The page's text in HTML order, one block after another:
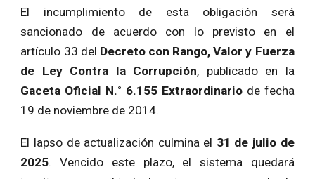
El incumplimiento de esta obligación será
sancionado de acuerdo con lo previsto en el
artículo 33 del Decreto con Rango, Valor y Fuerza
de Ley Contra la Corrupción, publicado en la
Gaceta Oficial N.° 6.155 Extraordinariode fecha
19 de noviembre de 2014.
El lapso de actualización culmina el 31 de julio de
2025. Vencido este plazo, el sistema quedará